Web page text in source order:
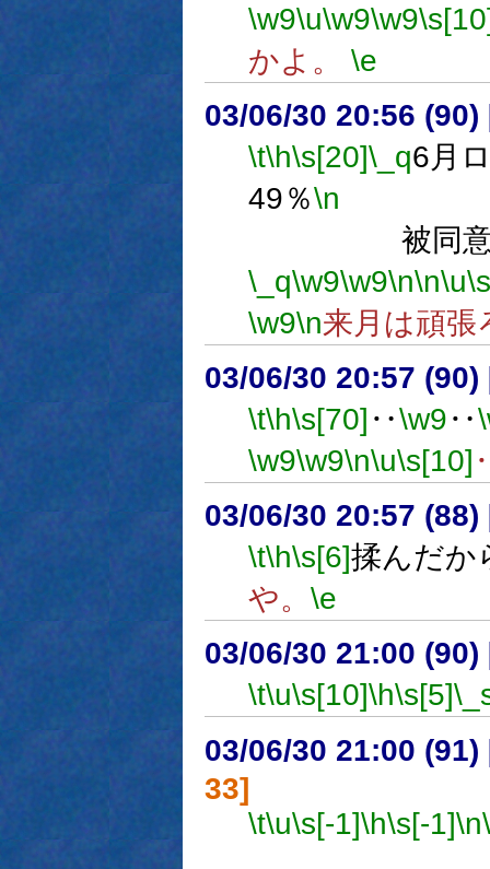
\w9\u\w9\w9
かよ。 \e
03/06/30 20:56 (90)
\t\h\s[20]\_q6月
49％\n
被同意数
\_q\w9\w9\n\n\u
\w9\n来月は頑張
03/06/30 20:57 (90)
\t\h\s[70] ‥\w9‥
\w9\w9\n\u\s[10]
03/06/30 20:57 (88)
\t\h\s[6]揉んだか
や。 \e
03/06/30 21:00 (90)
\t\u\s[10]\h\s[5]
03/06/30 21:00 (91)
33]
\t\u\s[-1]\h\s[-1]\n